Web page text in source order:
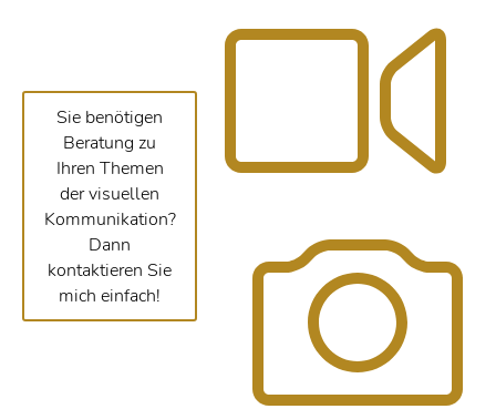
Sie benötigen
Beratung zu
Ihren Themen
der visuellen
Kommunikation?
Dann
kontaktieren Sie
mich einfach!